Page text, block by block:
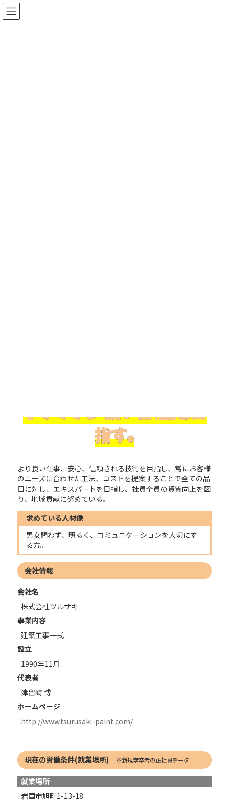
コ
ン
ナ
ビ
小さくても「強い会社」を目
指す。
より良い仕事、安心、信頼される技術を目指し、常にお客様
のニーズに合わせた工法、コストを提案することで全ての品
目に対し、エキスパートを目指し、社員全員の資質向上を図
り、地域貢献に努めている。
求めている人材像
男女問わず、明るく、コミュニケーションを大切にす
る方。
会社情報
会社名
株式会社ツルサキ
事業内容
建築工事一式
設立
1990年11月
代表者
津留﨑 博
ホームページ
http://www.tsurusaki-paint.com/
現在の労働条件(就業場所) ※新規学卒者の正社員データ
就業場所
岩国市旭町1-13-18